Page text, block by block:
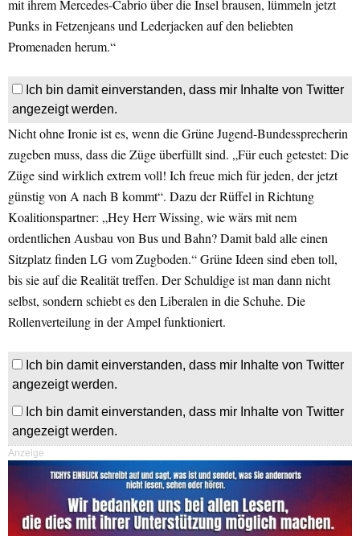
mit ihrem Mercedes-Cabrio über die Insel brausen, lümmeln jetzt
Punks in Fetzenjeans und Lederjacken auf den beliebten
Promenaden herum.“
Ich bin damit einverstanden, dass mir Inhalte von Twitter
angezeigt werden.
Nicht ohne Ironie ist es, wenn die Grüne Jugend-Bundessprecherin
zugeben muss, dass die Züge überfüllt sind. „Für euch getestet: Die
Züge sind wirklich extrem voll! Ich freue mich für jeden, der jetzt
günstig von A nach B kommt“. Dazu der Rüffel in Richtung
Koalitionspartner: „Hey Herr Wissing, wie wärs mit nem
ordentlichen Ausbau von Bus und Bahn? Damit bald alle einen
Sitzplatz finden LG vom Zugboden.“ Grüne Ideen sind eben toll,
bis sie auf die Realität treffen. Der Schuldige ist man dann nicht
selbst, sondern schiebt es den Liberalen in die Schuhe. Die
Rollenverteilung in der Ampel funktioniert.
Ich bin damit einverstanden, dass mir Inhalte von Twitter
angezeigt werden.
Ich bin damit einverstanden, dass mir Inhalte von Twitter
angezeigt werden.
Anzeige